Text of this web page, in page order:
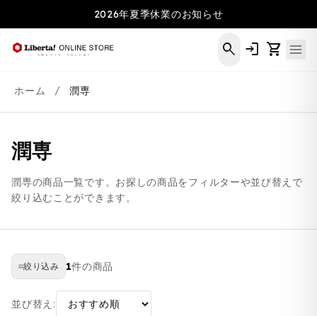
進む
2026年夏季休業のお知らせ
search login shopping_cart
ホーム / 潤専
潤専
潤専の商品一覧です。お探しの商品をフィルターや並び替えで
絞り込むことができます。
絞り込み 1件の商品
並び替え: